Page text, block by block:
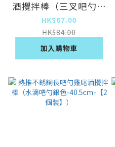
酒攪拌棒（三叉吧勺銀
色23.5cm-【2個
裝】）
HK$67.00
HK$84.00
加入購物車